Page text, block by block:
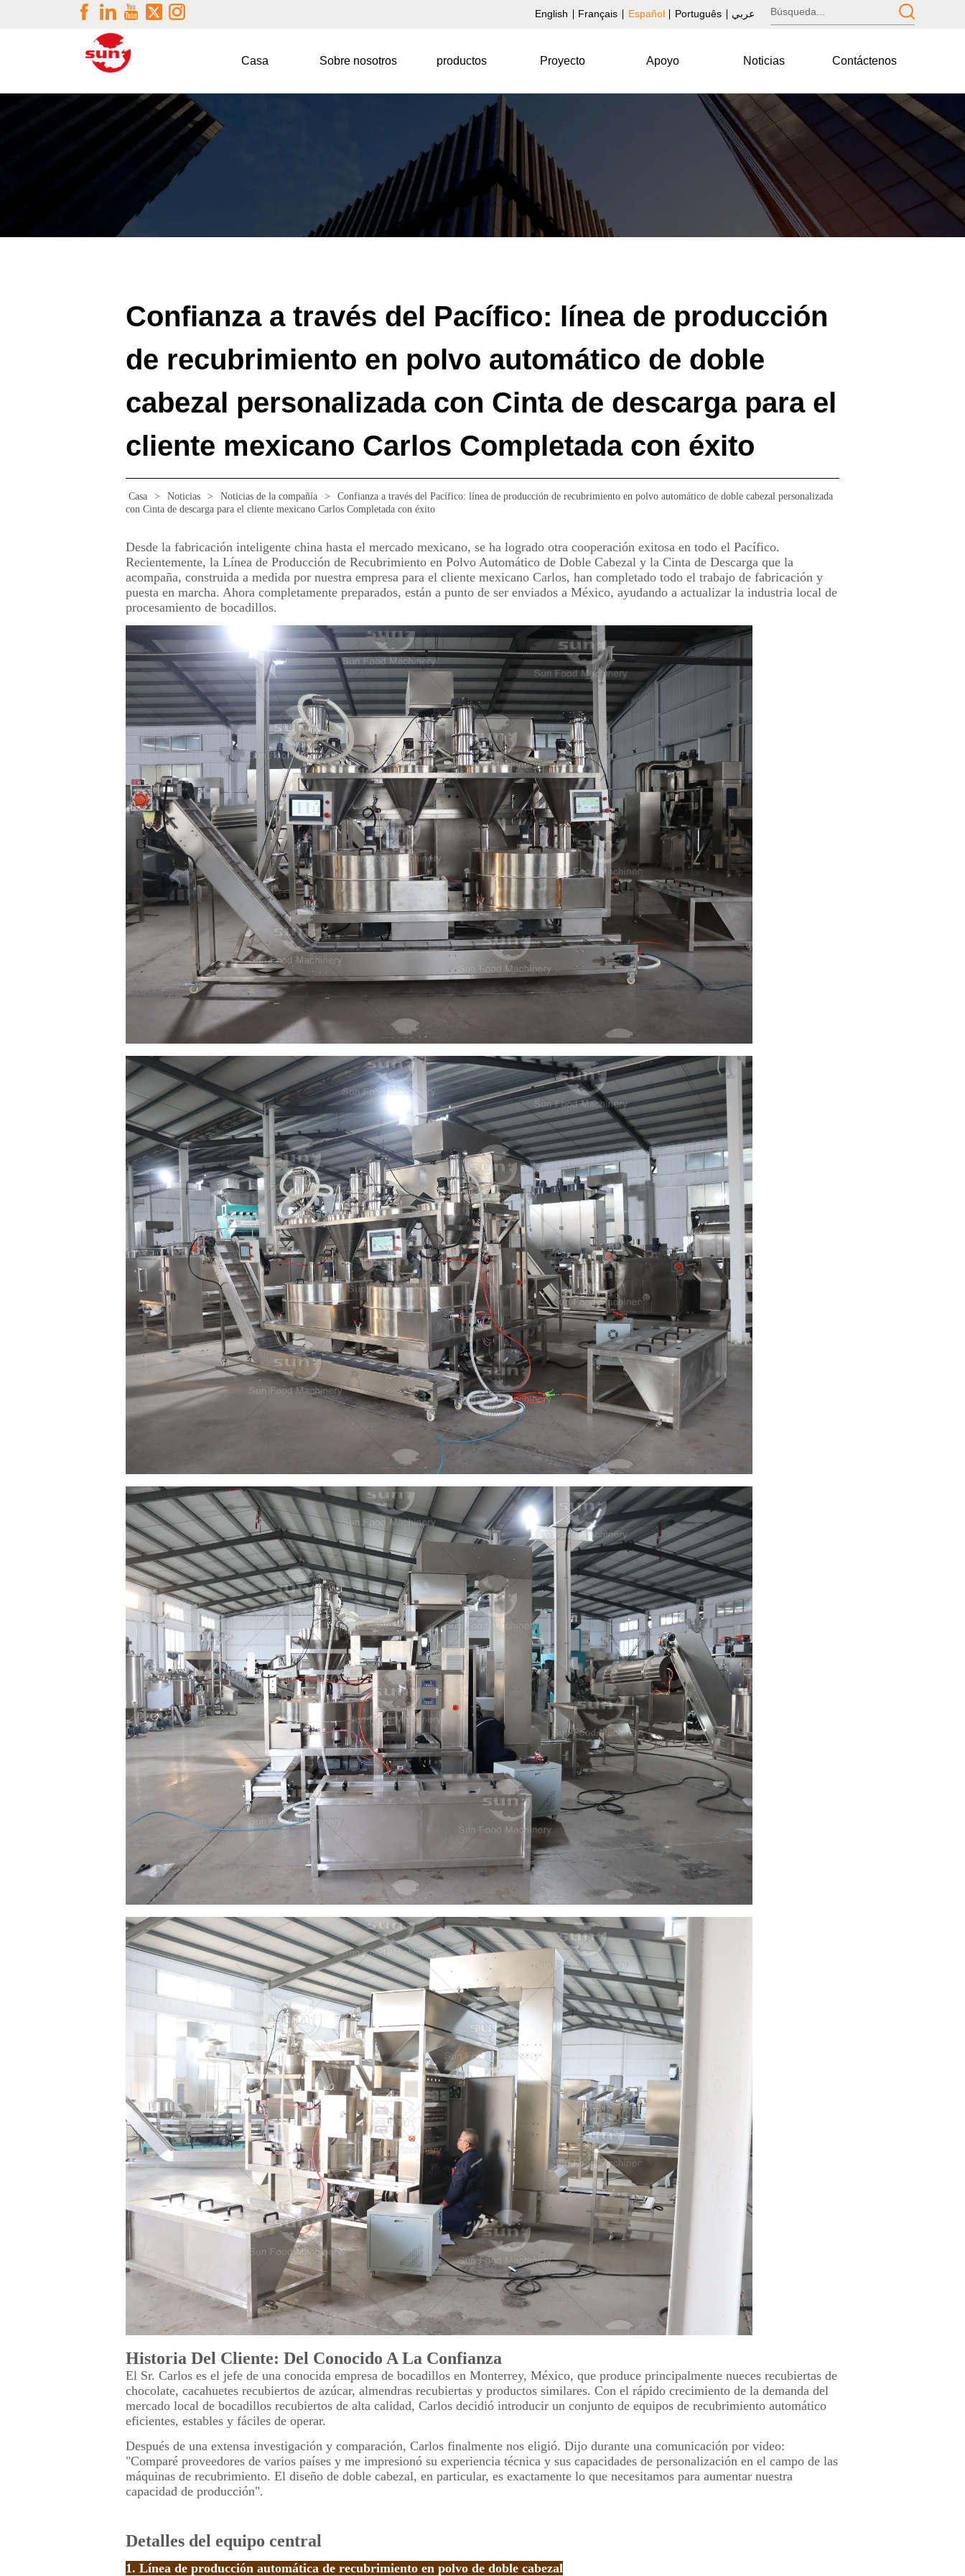
English Français Español Português عربي
Casa Sobre nosotros productos Proyecto Apoyo Noticias Contáctenos
Confianza a través del Pacífico: línea de producción
de recubrimiento en polvo automático de doble
cabezal personalizada con Cinta de descarga para el
cliente mexicano Carlos Completada con éxito
Casa > Noticias > Noticias de la compañía >
Confianza a través del Pacífico: línea de producción de recubrimiento en polvo automático de doble cabezal personalizada
con Cinta de descarga para el cliente mexicano Carlos Completada con éxito